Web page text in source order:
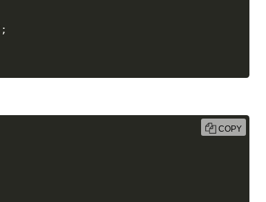
;
COPY